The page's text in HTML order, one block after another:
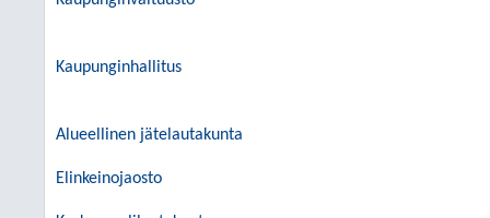
Kaupunginhallitus
Alueellinen jätelautakunta
Elinkeinojaosto